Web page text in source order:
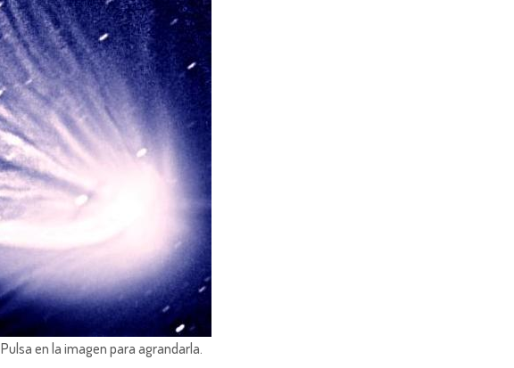
Pulsa en la imagen para agrandarla.